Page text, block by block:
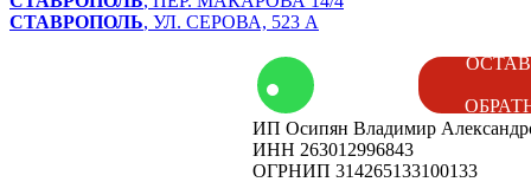
СТАВРОПОЛЬ, УЛ. СЕРОВА, 523 А
ИП Осипян Владимир
ИНН 263012996843
ОГРНИП 314265133100133